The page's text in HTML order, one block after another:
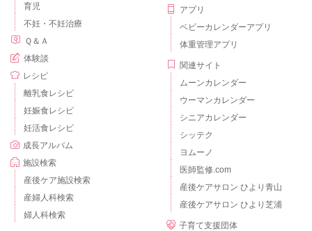
育児
不妊・不妊治療
Ｑ＆Ａ
体験談
レシピ
離乳食レシピ
妊娠食レシピ
妊活食レシピ
成長アルバム
施設検索
産後ケア施設検索
産婦人科検索
婦人科検索
アプリ
ベビーカレンダーアプリ
体重管理アプリ
関連サイト
ムーンカレンダー
ウーマンカレンダー
シニアカレンダー
シッテク
ヨムーノ
医師監修.com
産後ケアサロン ひより青山
産後ケアサロン ひより芝浦
子育て支援団体